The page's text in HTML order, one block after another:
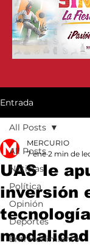
Entrada
All Posts
Noticias
Política
Opinión
Deportes
Entretenimiento
All Posts
UAS le
inversión
MERCURIO
7 ene 2 min de